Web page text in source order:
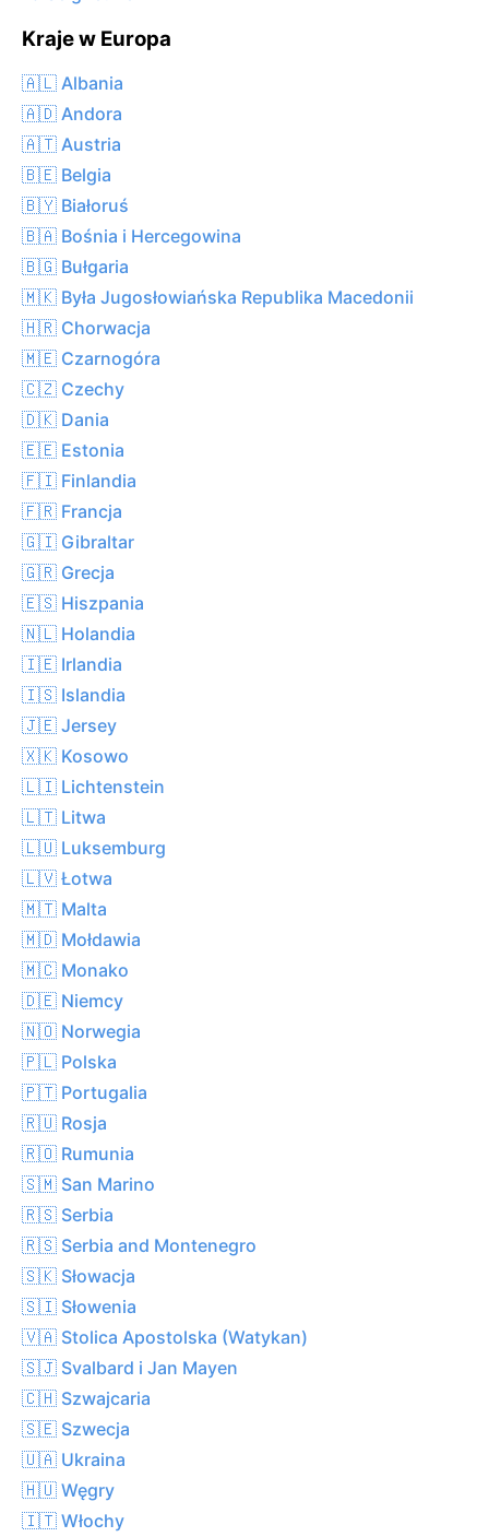
Kraje w Europa
🇦🇱 Albania
🇦🇩 Andora
🇦🇹 Austria
🇧🇪 Belgia
🇧🇾 Białoruś
🇧🇦 Bośnia i Hercegowina
🇧🇬 Bułgaria
🇲🇰 Była Jugosłowiańska Republika Macedonii
🇭🇷 Chorwacja
🇲🇪 Czarnogóra
🇨🇿 Czechy
🇩🇰 Dania
🇪🇪 Estonia
🇫🇮 Finlandia
🇫🇷 Francja
🇬🇮 Gibraltar
🇬🇷 Grecja
🇪🇸 Hiszpania
🇳🇱 Holandia
🇮🇪 Irlandia
🇮🇸 Islandia
🇯🇪 Jersey
🇽🇰 Kosowo
🇱🇮 Lichtenstein
🇱🇹 Litwa
🇱🇺 Luksemburg
🇱🇻 Łotwa
🇲🇹 Malta
🇲🇩 Mołdawia
🇲🇨 Monako
🇩🇪 Niemcy
🇳🇴 Norwegia
🇵🇱 Polska
🇵🇹 Portugalia
🇷🇺 Rosja
🇷🇴 Rumunia
🇸🇲 San Marino
🇷🇸 Serbia
🇷🇸 Serbia and Montenegro
🇸🇰 Słowacja
🇸🇮 Słowenia
🇻🇦 Stolica Apostolska (Watykan)
🇸🇯 Svalbard i Jan Mayen
🇨🇭 Szwajcaria
🇸🇪 Szwecja
🇺🇦 Ukraina
🇭🇺 Węgry
🇮🇹 Włochy